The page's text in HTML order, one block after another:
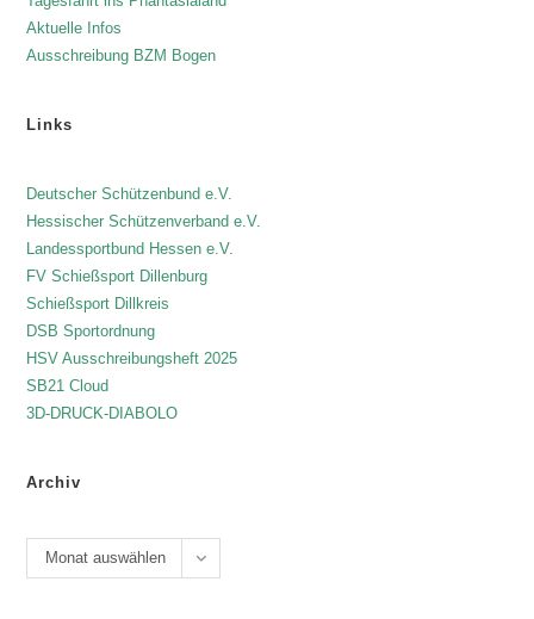
Aktuelle Infos
Ausschreibung BZM Bogen
Links
Deutscher Schützenbund e.V.
Hessischer Schützenverband e.V.
Landessportbund Hessen e.V.
FV Schießsport Dillenburg
Schießsport Dillkreis
DSB Sportordnung
HSV Ausschreibungsheft 2025
SB21 Cloud
3D-DRUCK-DIABOLO
Archiv
Monat auswählen